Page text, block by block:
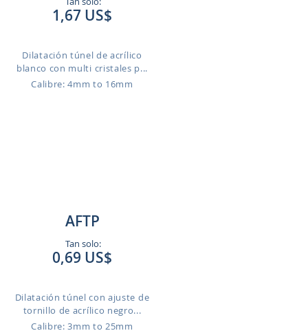
1,67 US$
Dilatación túnel de acrílico
blanco con multi cristales p...
Calibre: 4mm to 16mm
AFTP
Tan solo:
0,69 US$
Dilatación túnel con ajuste de
tornillo de acrílico negro...
Calibre: 3mm to 25mm